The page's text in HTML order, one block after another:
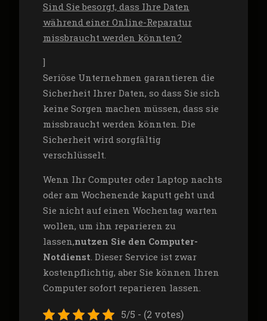
Sind Sie besorgt, dass Ihre Daten
während einer Online-Reparatur
missbraucht werden könnten?
]
Seriöse Unternehmen garantieren die
Sicherheit Ihrer Daten, so dass Sie sich
keine Sorgen machen müssen, dass sie
missbraucht werden könnten. Die
Sicherheit wird sorgfältig
verschlüsselt.
Wenn Ihr Computer oder Laptop nachts
oder am Wochenende kaputt geht und
Sie nicht auf einen Wochentag warten
wollen, um ihn reparieren zu
lassen,nutzen Sie den Computer-
Notdienst. Dieser Service ist zwar
kostenpflichtig, aber Sie können Ihren
Computer sofort reparieren lassen.
5/5 - (2 votes)